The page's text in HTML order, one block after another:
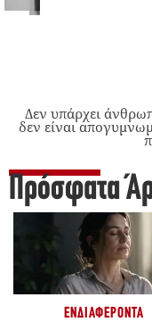
Δεν υπάρχει
δεν είναι
Πρόσφατα
ΕΝΔΙΑΦΈΡΟΝΤΑ